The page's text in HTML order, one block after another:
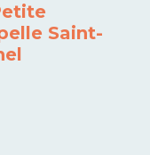
Saint-